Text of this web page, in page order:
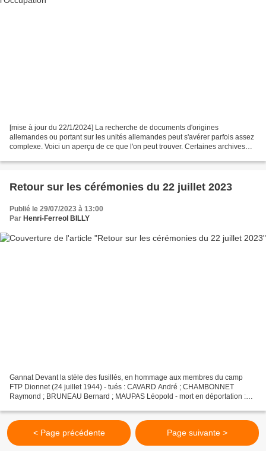
[mise à jour du 22/1/2024] La recherche de documents d'origines
allemandes ou portant sur les unités allemandes peut s'avérer parfois assez
complexe. Voici un aperçu de ce que l'on peut trouver. Certaines archives
Retour sur les cérémonies du 22 juillet 2023
Publié le 29/07/2023 à 13:00
Par Henri-Ferreol BILLY
Gannat Devant la stèle des fusillés, en hommage aux membres du camp
FTP Dionnet (24 juillet 1944) - tués : CAVARD André ; CHAMBONNET
Raymond ; BRUNEAU Bernard ; MAUPAS Léopold - mort en déportation :
< Page précédente Page suivante >